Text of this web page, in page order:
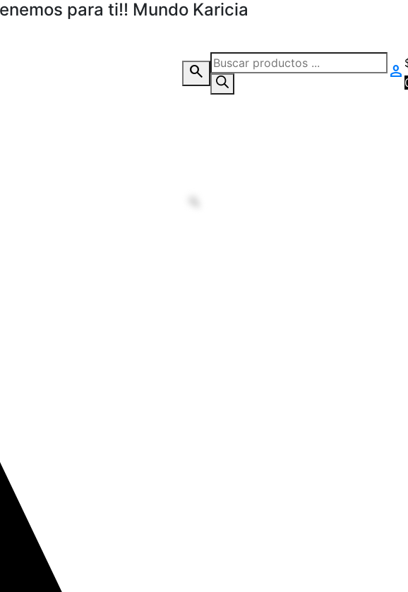
para ti!! Mundo Karicia
search
Búsqueda
de
productos
person